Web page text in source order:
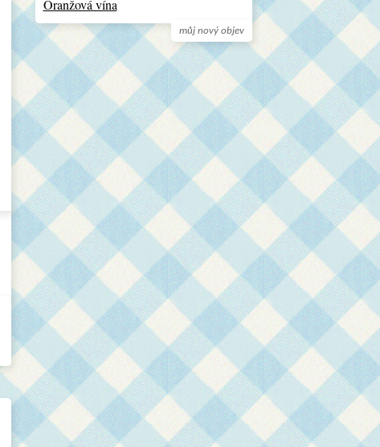
můj nový objev
Oranžová vína